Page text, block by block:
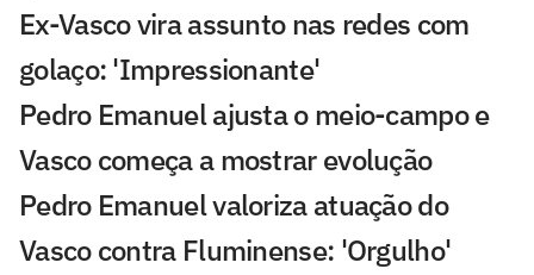
Ex-Vasco vira assunto nas redes com
golaço: 'Impressionante'
Pedro Emanuel ajusta o meio-campo e
Vasco começa a mostrar evolução
Pedro Emanuel valoriza atuação do
Vasco contra Fluminense: 'Orgulho'